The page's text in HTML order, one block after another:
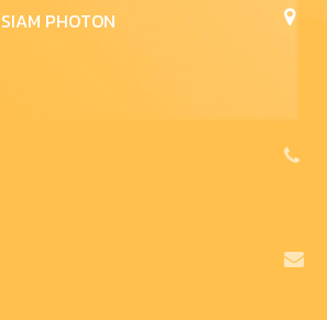
SIAM PHOTON